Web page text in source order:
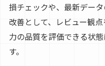
損チェックや、最新デー
改善として、レビュー観
力の品質を評価できる状
す。